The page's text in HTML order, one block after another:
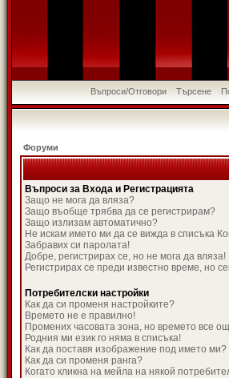
Въпроси/Отговори Търсене
Форуми
Въпроси за Входа и Регистрацията
Защо не мога да вляза?
Защо въобще трябва да се регистрирам?
Защо излизам автоматично?
Не искам името ми да се вижда в списъка
Забравих си паролата!
Добре, регистрирах се, но не мога да вляза!
Регистрирах се преди известно време, но
Потребителски настройки
Как да си променя настройките?
Времето не е правилно!
Промених часовата зона, но времето все
Родния ми език го няма в списъка!
Как да поставя изображение под името ми?
Как да си променя ранга?
Когато кликна на мейла на някой